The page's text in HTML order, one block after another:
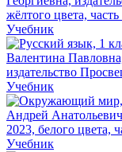
Учебник
Учебник
Учебник